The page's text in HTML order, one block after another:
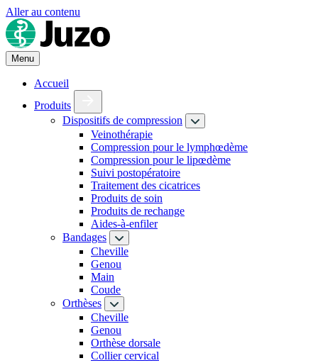
Aller au contenu
Menu
Accueil
Produits
Dispositifs de compression
Veinothérapie
Compression pour le lymphœdème
Compression pour le lipœdème
Suivi postopératoire
Traitement des cicatrices
Produits de soin
Produits de rechange
Aides-à-enfiler
Bandages
Cheville
Genou
Main
Coude
Orthèses
Cheville
Genou
Orthèse dorsale
Collier cervical